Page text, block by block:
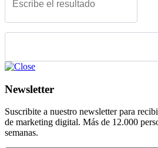
Please leave this field empty.
Newsletter
Suscribite a nuestro newsletter para
de marketing digital. Más de 12.000
semanas.